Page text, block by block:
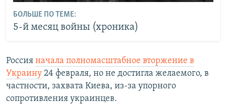
БОЛЬШЕ ПО ТЕМЕ:
5-й месяц войны (хроника)
Россия начала полномасштабное вторжение в
Украину 24 февраля, но не достигла желаемого, в
частности, захвата Киева, из-за упорного
сопротивления украинцев.